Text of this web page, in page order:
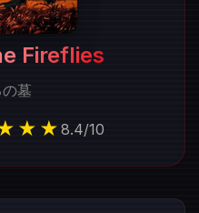
Fireflies
墓
8.4/10